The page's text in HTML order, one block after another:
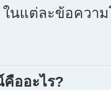
ในแต่ละข้อคว
ออะไร?